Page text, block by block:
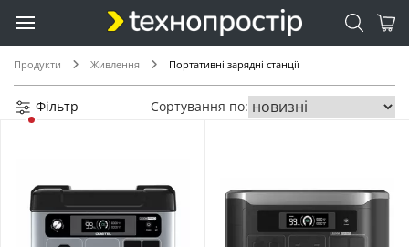
Продукти Живлення Портативні зарядні станції
Фільтр Сортування по: